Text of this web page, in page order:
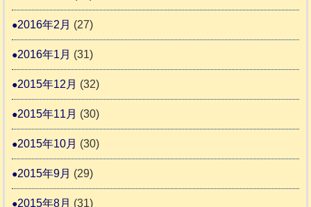
2016年2月 (27)
2016年1月 (31)
2015年12月 (32)
2015年11月 (30)
2015年10月 (30)
2015年9月 (29)
2015年8月 (31)